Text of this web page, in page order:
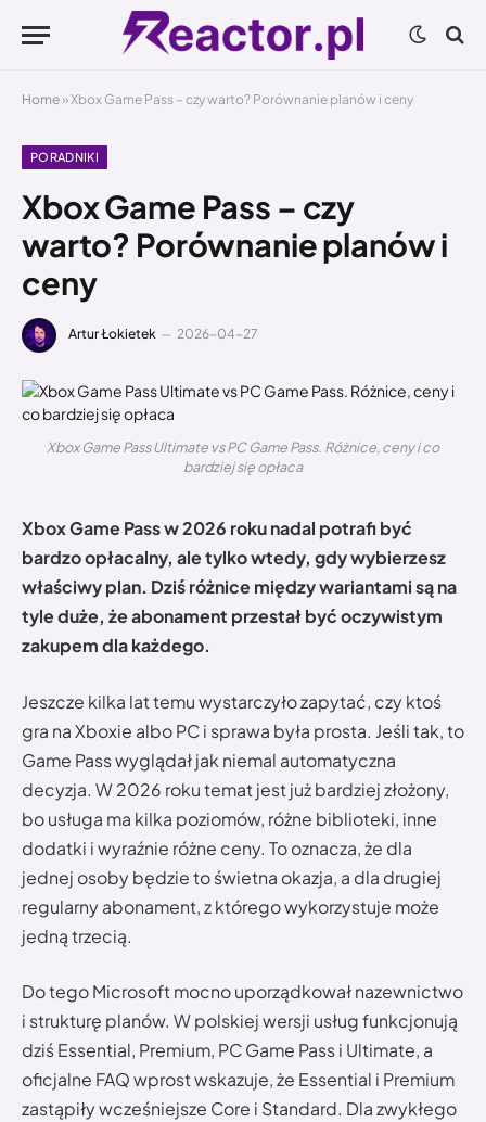
Home »Xbox Game Pass – czy warto? Porównanie planów i ceny
PORADNIKI
Xbox Game Pass – czy
warto? Porównanie planów i
ceny
Artur Łokietek 2026-04-27
Xbox Game Pass Ultimate vs PC Game Pass. Różnice, ceny i co
bardziej się opłaca
Xbox Game Pass w 2026 roku nadal potrafi być
bardzo opłacalny, ale tylko wtedy, gdy wybierzesz
właściwy plan. Dziś różnice między wariantami są na
tyle duże, że abonament przestał być oczywistym
zakupem dla każdego.
Jeszcze kilka lat temu wystarczyło zapytać, czy ktoś
gra na Xboxie albo PC i sprawa była prosta. Jeśli tak, to
Game Pass wyglądał jak niemal automatyczna
decyzja. W 2026 roku temat jest już bardziej złożony,
bo usługa ma kilka poziomów, różne biblioteki, inne
dodatki i wyraźnie różne ceny. To oznacza, że dla
jednej osoby będzie to świetna okazja, a dla drugiej
regularny abonament, z którego wykorzystuje może
jedną trzecią.
Do tego Microsoft mocno uporządkował nazewnictwo
i strukturę planów. W polskiej wersji usług funkcjonują
dziś Essential, Premium, PC Game Pass i Ultimate, a
oficjalne FAQ wprost wskazuje, że Essential i Premium
zastąpiły wcześniejsze Core i Standard. Dla zwykłego